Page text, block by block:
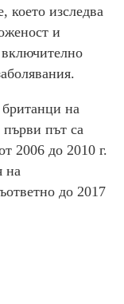
което изследва
и
включително
на
първи път са
2006 до 2010 г.
на
до 2017